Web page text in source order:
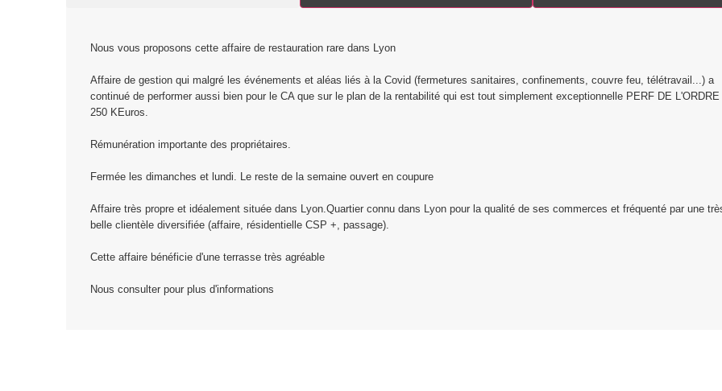
Nous vous proposons cette affaire de restauration rare dans Lyon
Affaire de gestion qui malgré les événements et aléas liés à la Covid (fermetures sanitaires, confinements, couvre feu, télétravail...) a
continué de performer aussi bien pour le CA que sur le plan de la rentabilité qui est tout simplement exceptionnelle PERF DE L'ORDRE
250 KEuros.
Rémunération importante des propriétaires.
Fermée les dimanches et lundi. Le reste de la semaine ouvert en coupure
Affaire très propre et idéalement située dans Lyon.Quartier connu dans Lyon pour la qualité de ses commerces et fréquenté par une
belle clientèle diversifiée (affaire, résidentielle CSP +, passage).
Cette affaire bénéficie d'une terrasse très agréable
Nous consulter pour plus d'informations